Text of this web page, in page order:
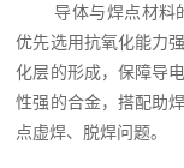
导体与焊点材料
优先选用抗氧化能力
化层的形成，保障导
性强的合金，搭配助
点虚焊、脱焊问题。